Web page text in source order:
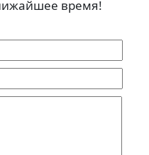
время!